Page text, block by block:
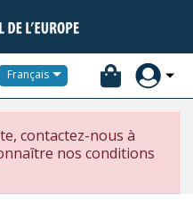
Français
contactez-nous à
nos conditions